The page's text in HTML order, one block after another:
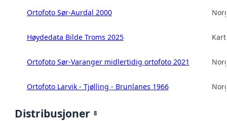
Ortofoto Sør-Aurdal 2000
Høydedata Bilde Troms 2025
Ortofoto Sør-Varanger midlertidig ortofoto 2021
Ortofoto Larvik - Tjølling - Brunlanes 1966
Distribusjoner 8